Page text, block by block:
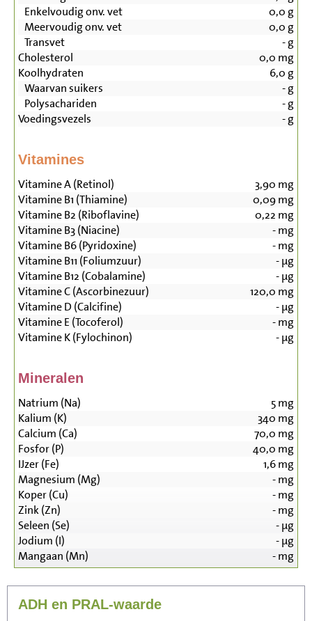
Enkelvoudig onv. vet
0,0 g
Meervoudig onv. vet
0,0 g
Transvet
-g
Cholesterol
0,0 mg
Koolhydraten
6,0 g
Waarvan suikers
-g
Polysachariden
-g
Voedingsvezels
-g
Vitamines
Vitamine A (Retinol) 3,90 mg
Vitamine B1 (Thiamine)
0,09mg
Vitamine B2 (Riboflavine)
0,22 mg
Vitamine B3 (Niacine)
-mg
Vitamine B6 (Pyridoxine)
-mg
Vitamine B11 (Foliumzuur)
-µg
Vitamine B12 (Cobalamine)
-µg
Vitamine C (Ascorbinezuur)
120,0 mg
Vitamine D (Calcifine)
-µg
Vitamine E (Tocoferol)
-mg
Vitamine K (Fylochinon)
-µg
Mineralen
Natrium (Na) 5mg
Kalium (K)
340 mg
Calcium (Ca)
70,0 mg
Fosfor (P)
40,0 mg
IJzer (Fe)
1,6mg
Magnesium (Mg)
-mg
Koper (Cu)
-mg
Zink (Zn)
-mg
Seleen (Se)
-µg
Jodium (I)
-µg
Mangaan (Mn)
-mg
ADH en PRAL-waarde